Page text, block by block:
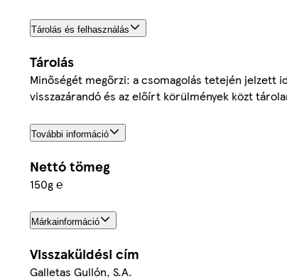
Tárolás és felhasználás
Tárolás
Minőségét megőrzi: a csomagolás tetején jelzett
visszazárandó és az előírt körülmények közt
További információ
Nettó tömeg
150g ℮
Márkainformáció
Visszaküldési cím
Galletas Gullón, S.A.